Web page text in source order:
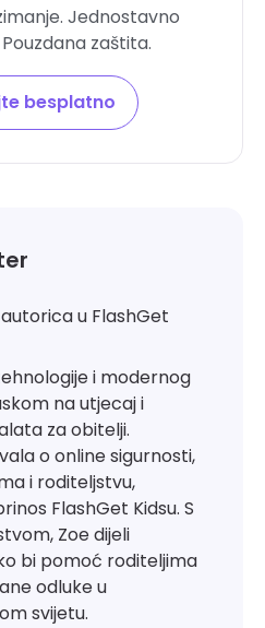
Jednostavno
zaštita.
besplatno
u FlashGet
i modernog
na utjecaj i
za obitelji.
o online sigurnosti,
i roditeljstvu,
FlashGet Kidsu. S
Zoe dijeli
bi pomoć roditeljima
odluke u
svijetu.